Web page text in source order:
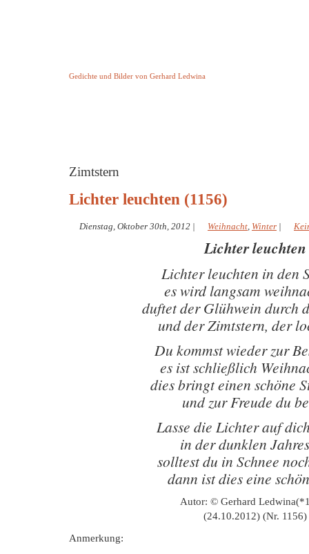
Gedichte und Bilder von Gerhard Ledwina
Zimtstern
Lichter leuchten (1156)
Dienstag, Oktober 30th, 2012 | Weihnacht, Winter |
Lichter leuchten
Lichter leuchten in den
es wird langsam
duftet der Glühwein durch
und der Zimtstern, der
Du kommst wieder zur
es ist schließlich
dies bringt einen schöne
und zur Freude du
Lasse die Lichter auf
in der dunklen
solltest du in Schnee
dann ist dies eine
Autor: © Gerhard
(24.10.2012) (Nr. 1156)
Anmerkung: